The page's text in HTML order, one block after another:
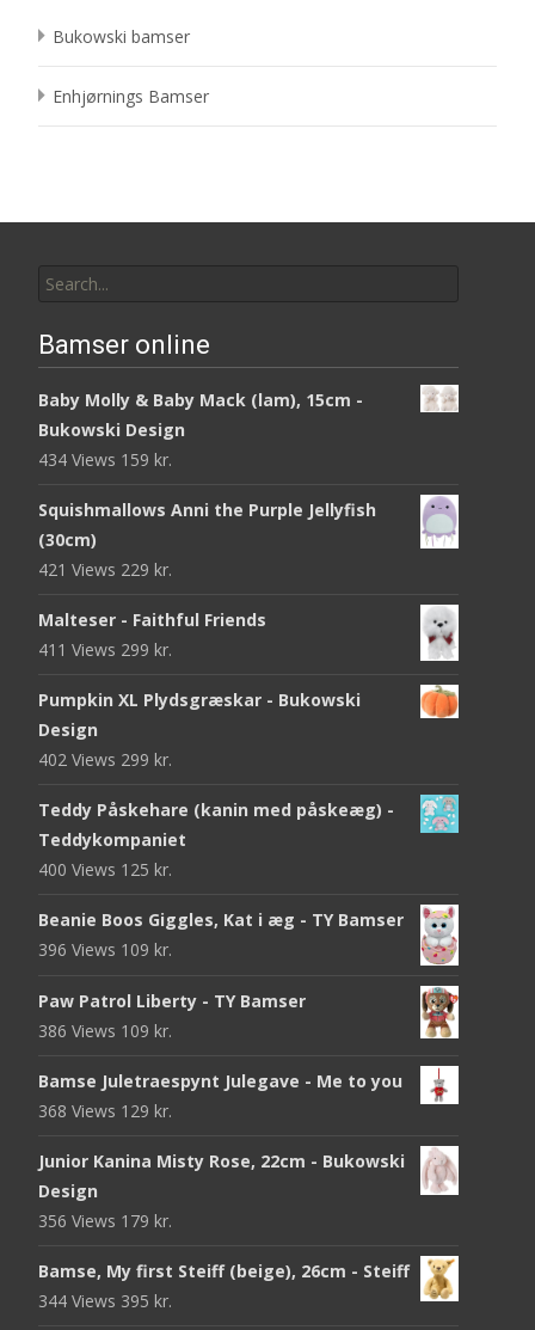
Bukowski bamser
Enhjørnings Bamser
for:
Bamser online
Baby Molly & Baby Mack (lam), 15cm -
Bukowski Design
434 Views 159 kr.
Squishmallows Anni the Purple Jellyfish
(30cm)
421 Views 229 kr.
Malteser - Faithful Friends
411 Views 299 kr.
Pumpkin XL Plydsgræskar - Bukowski
Design
402 Views 299 kr.
Teddy Påskehare (kanin med påskeæg) -
Teddykompaniet
400 Views 125 kr.
Beanie Boos Giggles, Kat i æg - TY Bamser
396 Views 109 kr.
Paw Patrol Liberty - TY Bamser
386 Views 109 kr.
Bamse Juletraespynt Julegave - Me to you
368 Views 129 kr.
Junior Kanina Misty Rose, 22cm - Bukowski
Design
356 Views 179 kr.
Bamse, My first Steiff (beige), 26cm - Steiff
344 Views 395 kr.